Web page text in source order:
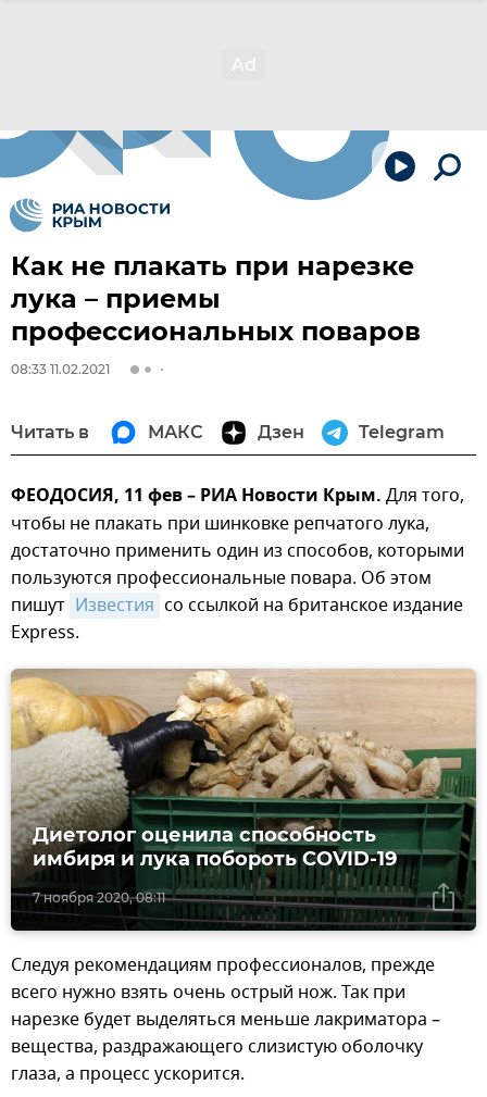
Как не плакать при нарезке
лука – приемы
профессиональных поваров
08:33 11.02.2021
Читать в МАКС Дзен Telegram
ФЕОДОСИЯ, 11 фев – РИА Новости Крым. Для того,
чтобы не плакать при шинковке репчатого лука,
достаточно применить один из способов, которыми
пользуются профессиональные повара. Об этом
пишут Известия со ссылкой на британское издание
Express.
7 ноября 2020, 08:11
Диетолог оценила способность
имбиря и лука побороть COVID-19
Следуя рекомендациям профессионалов, прежде
всего нужно взять очень острый нож. Так при
нарезке будет выделяться меньше лакриматора –
вещества, раздражающего слизистую оболочку
глаза, а процесс ускорится.